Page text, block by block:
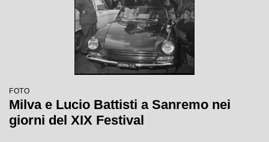
FOTO
Milva e Lucio Battisti a Sanremo nei
giorni del XIX Festival